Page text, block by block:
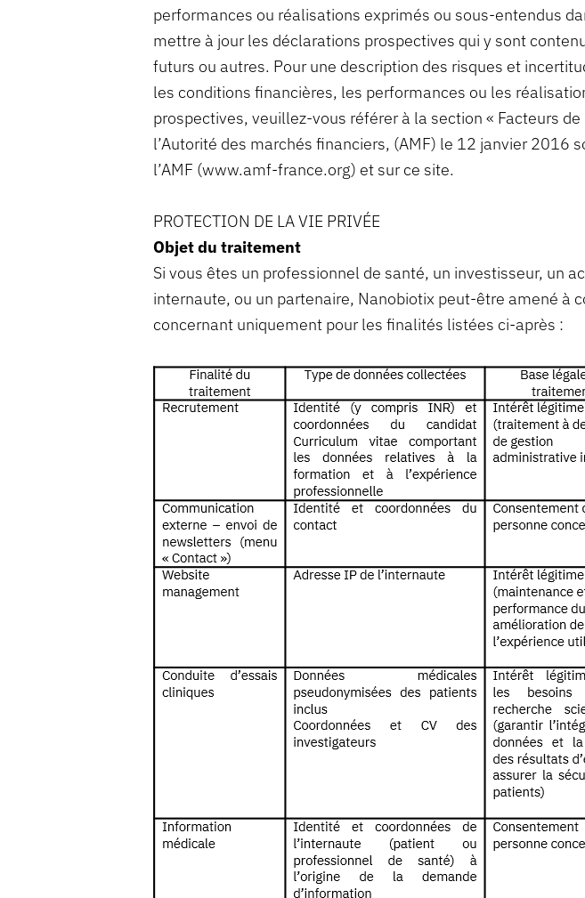
performances ou réalisations exprimés ou sous-entendus
mettre à jour les déclarations prospectives qui y sont
futurs ou autres. Pour une description des risques et
les conditions financières, les performances ou les
prospectives, veuillez-vous référer à la section « Facteurs
l’Autorité des marchés financiers, (AMF) le 12 janvier
l’AMF (www.amf-france.org) et sur ce site.
PROTECTION DE LA VIE PRIVÉE
Objet du traitement
Si vous êtes un professionnel de santé, un investisseur, un
internaute, ou un partenaire, Nanobiotix peut-être amené à
concernant uniquement pour les finalités listées ci-après :